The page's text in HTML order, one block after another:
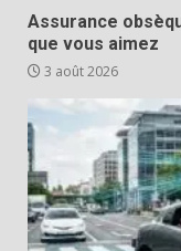
Assurance
que vous aimez
3 août 2026